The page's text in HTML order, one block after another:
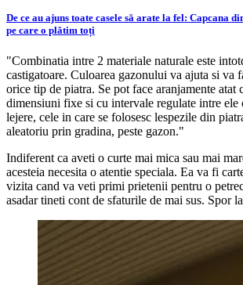
De ce au ajuns toate casele să arate la fel: Capcana
pe care o plătim toți
"Combinatia intre 2 materiale naturale este
castigatoare. Culoarea gazonului va ajuta si va
orice tip de piatra. Se pot face aranjamente atat
dimensiuni fixe si cu intervale regulate intre ele
lejere, cele in care se folosesc lespezile din
aleatoriu prin gradina, peste gazon."
Indiferent ca aveti o curte mai mica sau mai
acesteia necesita o atentie speciala. Ea va fi
vizita cand va veti primi prietenii pentru o
asadar tineti cont de sfaturile de mai sus. Spor